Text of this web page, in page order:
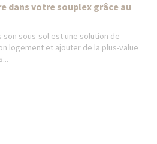
dans votre souplex grâce au
son sous-sol est une solution de
logement et ajouter de la plus-value